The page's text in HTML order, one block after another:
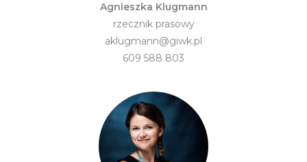
Agnieszka Klugmann
rzecznik prasowy
aklugmann@giwk.pl
609 588 803